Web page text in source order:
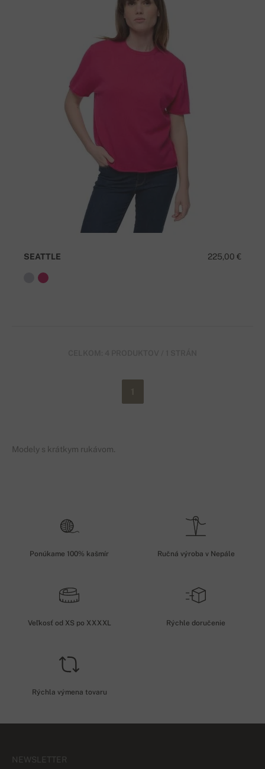
225,00 €
SEATTLE
Modely s krátkym rukávom.
Ponúkame 100% kašmír Ručná výroba v Nepále
Veľkosť od XS po XXXXL Rýchle doručenie
Rýchla výmena tovaru
NEWSLETTER